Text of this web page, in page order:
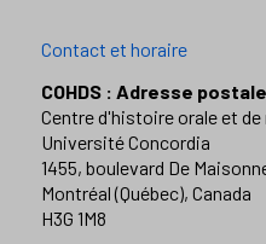
Contact et horaire
COHDS : Adresse postale
Centre d'histoire orale et de
Université Concordia
1455, boulevard De
Montréal (Québec), Canada
H3G 1M8